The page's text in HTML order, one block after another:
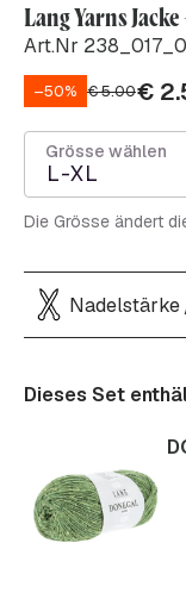
Lang Yarns Jacke
Art.Nr
–50% €5.00€
Grösse wählen
L-XL
Die Grösse ändert
Nadelstärke
Dieses Set